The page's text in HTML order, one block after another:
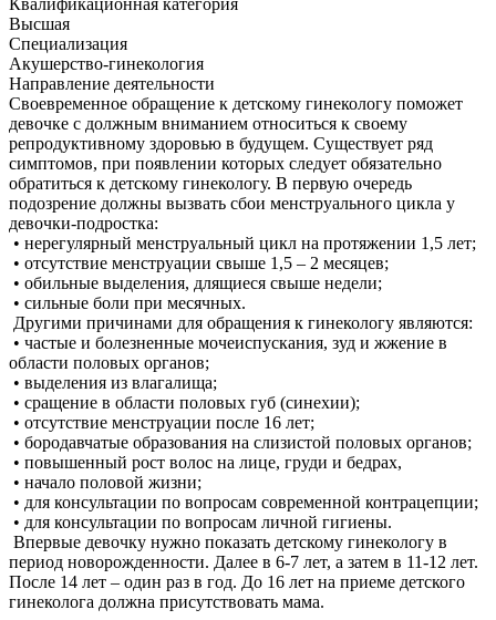
Высшая
Специализация
Акушерство-гинекология
Направление деятельности
Своевременное обращение к детскому гинекологу поможет
девочке с должным вниманием относиться к своему
репродуктивному здоровью в будущем. Существует ряд
симптомов, при появлении которых следует обязательно
обратиться к детскому гинекологу. В первую очередь
подозрение должны вызвать сбои менструального цикла у
девочки-подростка:
• нерегулярный менструальный цикл на протяжении 1,5 лет;
• отсутствие менструации свыше 1,5 – 2 месяцев;
• обильные выделения, длящиеся свыше недели;
• сильные боли при месячных.
Другими причинами для обращения к гинекологу являются:
• частые и болезненные мочеиспускания, зуд и жжение в
области половых органов;
• выделения из влагалища;
• сращение в области половых губ (синехии);
• отсутствие менструации после 16 лет;
• бородавчатые образования на слизистой половых органов;
• повышенный рост волос на лице, груди и бедрах,
• начало половой жизни;
• для консультации по вопросам современной контрацепции;
• для консультации по вопросам личной гигиены.
Впервые девочку нужно показать детскому гинекологу в
период новорожденности. Далее в 6-7 лет, а затем в 11-12 лет.
После 14 лет – один раз в год. До 16 лет на приеме детского
гинеколога должна присутствовать мама.